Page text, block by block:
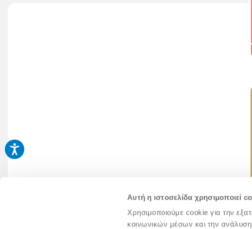
Αυτή η ιστοσελίδα χρησιμοποιεί
Χρησιμοποιούμε cookie για την
κοινωνικών μέσων και την